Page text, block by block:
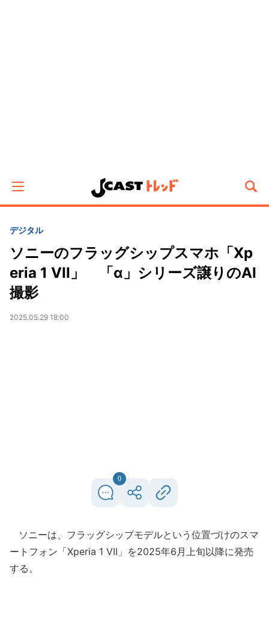
デジタル
ソニーのフラッグシップスマホ「Xp
eria 1 VII」 「α」シリーズ譲りのAI
撮影
2025.05.29 18:00
0
ソニーは、フラッグシップモデルという位置づけのスマ
ートフォン「Xperia 1 VII」を2025年6月上旬以降に発売
する。